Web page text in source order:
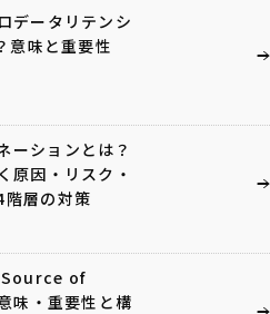
データリテンシ
意味と重要性
ーションとは？
原因・リスク・
層の対策
of
味・重要性と構